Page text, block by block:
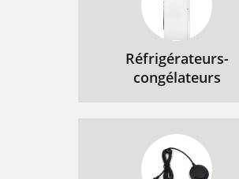
Réfrigérateurs-
congélateurs